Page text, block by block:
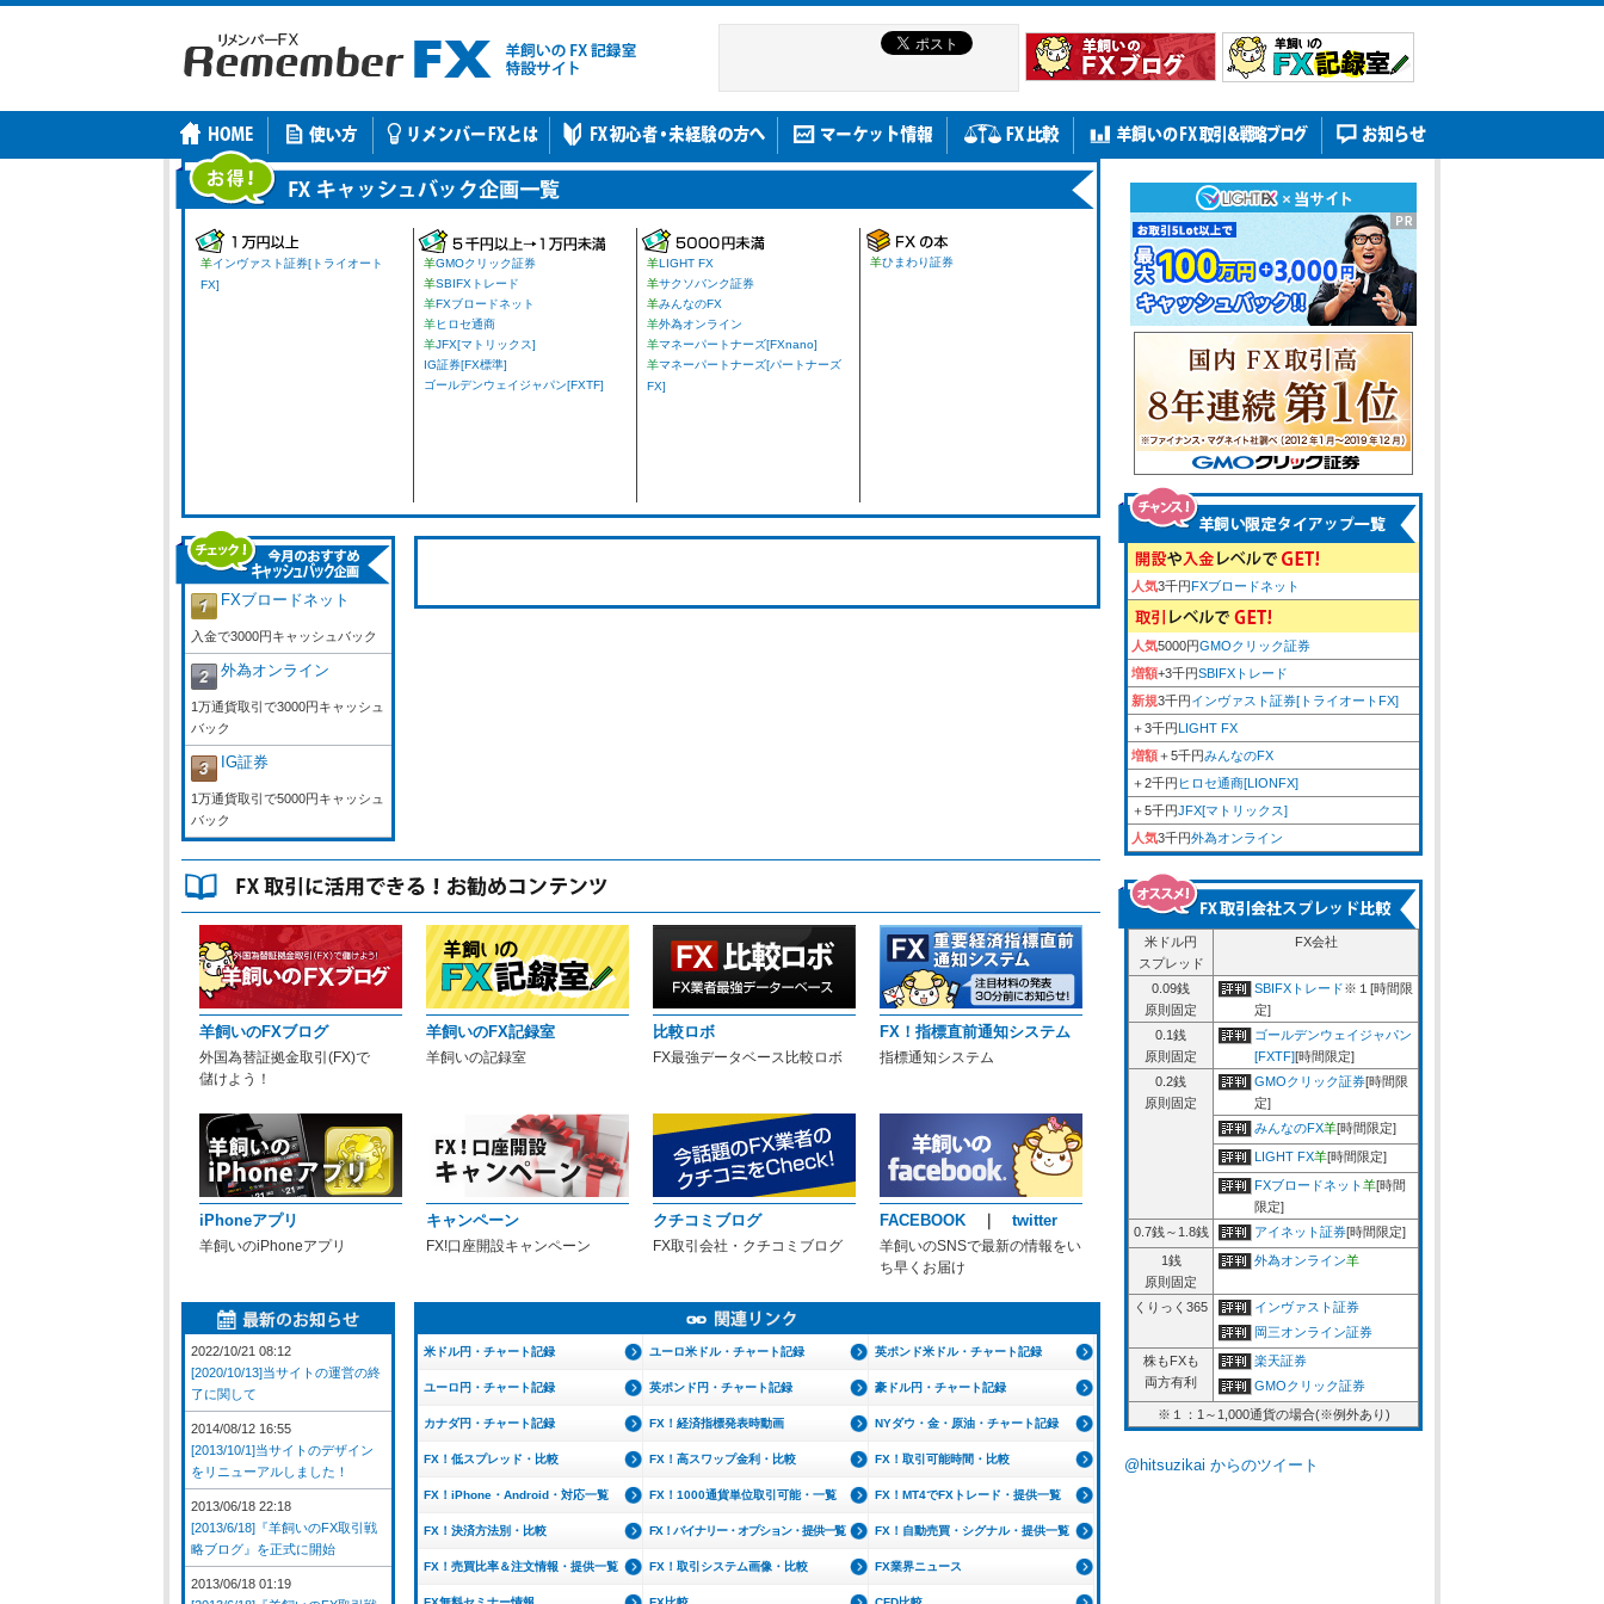
羊インヴァスト証券[トライオート
FX]
羊GMOクリック証券
羊SBIFXトレード
羊FXブロードネット
羊ヒロセ通商
羊JFX[マトリックス]
IG証券[FX標準]
ゴールデンウェイジャパン[FXTF]
羊LIGHT FX
羊サクソバンク証券
羊みんなのFX
羊外為オンライン
羊マネーパートナーズ[FXnano]
羊マネーパートナーズ[パートナーズ
FX]
羊ひまわり証券
FXブロードネット
入金で3000円キャッシュバック
外為オンライン
1万通貨取引で3000円キャッシュ
バック
IG証券
1万通貨取引で5000円キャッシュ
バック
羊飼いのFXブログ
外国為替証拠金取引(FX)で
儲けよう！
羊飼いのFX記録室
羊飼いの記録室
比較ロボ
FX最強データベース比較ロボ
FX！指標直前通知システム
指標通知システム
iPhoneアプリ
羊飼いのiPhoneアプリ
キャンペーン
FX!口座開設キャンペーン
クチコミブログ
FX取引会社・クチコミブログ
FACEBOOK twitter
羊飼いのSNSで最新の情報をい
ち早くお届け
米ドル円・チャート記録 ユーロ米ドル・チャート記録 英ポンド米ドル・チャート記録
ユーロ円・チャート記録 英ポンド円・チャート記録 豪ドル円・チャート記録
カナダ円・チャート記録 FX！経済指標発表時動画 NYダウ・金・原油・チャート記録
FX！低スプレッド・比較 FX！高スワップ金利・比較 FX！取引可能時間・比較
FX！iPhone・Android・対応一覧 FX！1000通貨単位取引可能・一覧 FX！MT4でFXトレード・提供一覧
FX！決済方法別・比較 FX！バイナリー・オプション・提供一覧 FX！自動売買・シグナル・提供一覧
FX！売買比率＆注文情報・提供一覧 FX！取引システム画像・比較 FX業界ニュース
2022/10/21 08:12
[2020/10/13]当サイトの運営の終
了に関して
2014/08/12 16:55
[2013/10/1]当サイトのデザイン
をリニューアルしました！
2013/06/18 22:18
[2013/6/18]『羊飼いのFX取引戦
略ブログ』を正式に開始
2013/06/18 01:19
人気3千円FXブロードネット
人気5000円GMOクリック証券
増額+3千円SBIFXトレード
新規3千円インヴァスト証券[トライオートFX]
＋3千円LIGHT FX
増額＋5千円みんなのFX
＋2千円 ヒロセ通商[LIONFX]
＋5千円JFX[マトリックス]
人気3千円外為オンライン
米ドル円
スプレッド
FX会社
0.09銭
原則固定
SBIFXトレード※１[時間限
定]
0.1銭
原則固定
ゴールデンウェイジャパン
[FXTF][時間限定]
0.2銭
原則固定
GMOクリック証券[時間限
定]
みんなのFX羊[時間限定]
LIGHT FX羊[時間限定]
FXブロードネット羊[時間
限定]
0.7銭～1.8銭
アイネット証券[時間限定]
1銭
原則固定
外為オンライン羊
くりっく365
インヴァスト証券
岡三オンライン証券
株もFXも
両方有利
楽天証券
GMOクリック証券
※１：1～1,000通貨の場合(※例外あり)
@hitsuzikai からのツイート